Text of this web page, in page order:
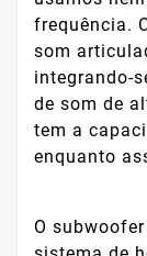
frequência.
som
integrando-
de som de
tem a
enquanto
O